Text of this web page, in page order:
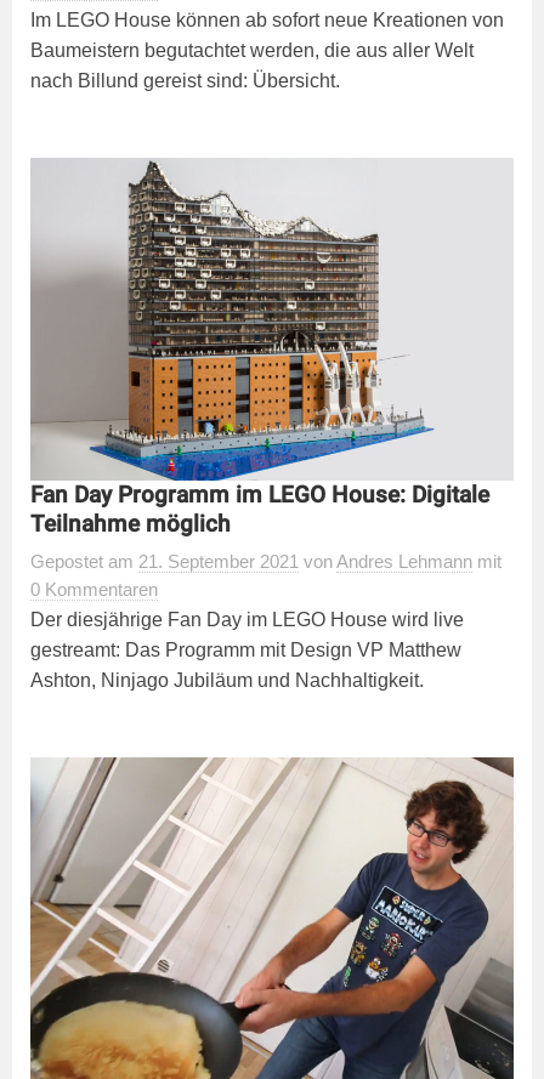
Im LEGO House können ab sofort neue Kreationen von
Baumeistern begutachtet werden, die aus aller Welt
nach Billund gereist sind: Übersicht.
Fan Day Programm im LEGO House: Digitale
Teilnahme möglich
Gepostet am 21. September 2021 vonAndres Lehmann mit
0 Kommentaren
Der diesjährige Fan Day im LEGO House wird live
gestreamt: Das Programm mit Design VP Matthew
Ashton, Ninjago Jubiläum und Nachhaltigkeit.